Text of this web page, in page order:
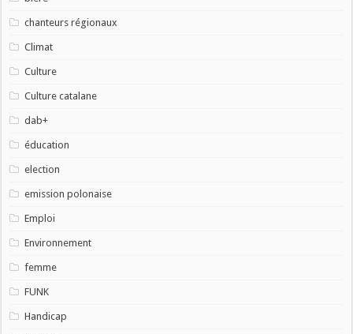
chanteurs régionaux
Climat
Culture
Culture catalane
dab+
éducation
election
emission polonaise
Emploi
Environnement
femme
FUNK
Handicap